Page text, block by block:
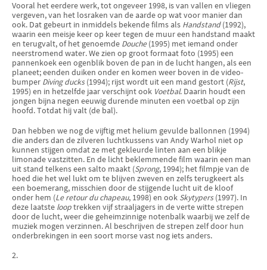
Vooral het eerdere werk, tot ongeveer 1998, is van vallen en vliegen
vergeven, van het losraken van de aarde op wat voor manier dan
ook. Dat gebeurt in inmiddels bekende films als Handstand(1992),
waarin een meisje keer op keer tegen de muur een handstand maakt
en terugvalt, of het genoemde Douche(1995) met iemand onder
neerstromend water. We zien op groot formaat foto (1995) een
pannenkoek een ogenblik boven de pan in de lucht hangen, als een
planeet; eenden duiken onder en komen weer boven in de video-
bumper Diving ducks (1994); rijst wordt uit een mand gestort (Rijst,
1995) en in hetzelfde jaar verschijnt ook Voetbal. Daarin houdteen
jongen bijna negen eeuwig durende minuten een voetbal op zijn
hoofd. Totdat hij valt (de bal).
Dan hebben we nog de vijftig met helium gevulde ballonnen (1994)
die anders dan de zilveren luchtkussens van Andy Warhol niet op
kunnen stijgen omdat ze met gekleurde linten aan een blikje
limonade vastzitten. En de licht beklemmende film waarin een man
uit stand telkens een salto maakt (Sprong, 1994); het filmpje van de
hoed die het wel lukt om te blijven zweven en zelfs terugkeert als
een boemerang, misschien door de stijgende lucht uit de kloof
onder hem (Le retour du chapeau, 1998) en ook Skytypers (1997). In
deze laatste looptrekken vijf straaljagers in de verte witte strepen
door de lucht, weer die geheimzinnige notenbalk waarbij we zelf de
muziek mogen verzinnen. Al beschrijven de strepen zelf door hun
onderbrekingen in een soort morse vast nog iets anders.
2.